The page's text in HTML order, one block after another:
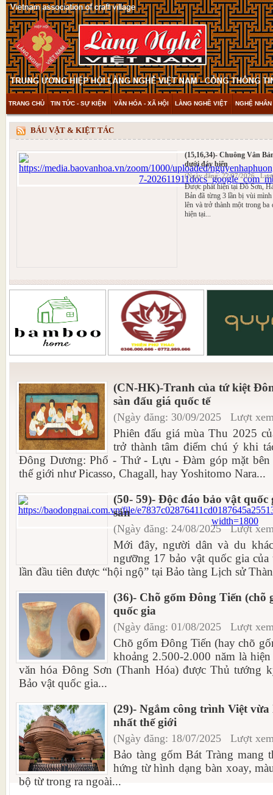
TRANG CHỦ TIN TỨC - SỰ KIỆN VĂN HÓA - XÃ HỘI LÀNG NGHỀ VIỆT NGHỆ
THAM KHẢO & KHÁM PHÁ VIDEO
BÁU VẬT & KIỆT TÁC
(15,16,34)- Chuông Vân
dưới đáy biển
(Ngày đăng: 22/07/2026
Được phát hiện tại Đồ Sơn,
Bản đã từng 3 lần bị vùi
lên và trở thành một trong ba
hiện tại...
(CN-HK)-Tranh của tứ kiệt
sàn đấu giá quốc tế
(Ngày đăng: 30/09/2025 Lượt
Phiên đấu giá mùa Thu 2025
trở thành tâm điểm chú ý khi
Đông Dương: Phổ - Thứ - Lựu - Đàm góp mặt bên
thế giới như Picasso, Chagall, hay Yoshitomo Nara...
(50- 59)- Độc đáo bảo vật
sản
(Ngày đăng: 24/08/2025 Lượt
Mới đây, người dân và du
ngưỡng 17 bảo vật quốc gia
lần đầu tiên được “hội ngộ” tại Bảo tàng Lịch sử
(36)- Chõ gốm Đông Tiến (chõ
quốc gia
(Ngày đăng: 01/08/2025 Lượt
Chõ gốm Đông Tiến (hay chõ
khoảng 2.500-2.000 năm là
văn hóa Đông Sơn (Thanh Hóa) được Thủ tướng
Bảo vật quốc gia...
(29)- Ngắm công trình Việt
nhất thế giới
(Ngày đăng: 18/07/2025 Lượt
Bảo tàng gốm Bát Tràng mang
hứng từ hình dạng bàn xoay,
bộ từ trong ra ngoài...